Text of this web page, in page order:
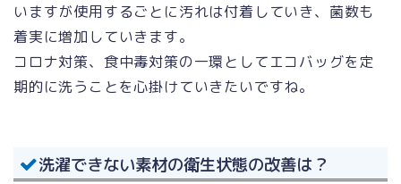
いますが使用するごとに汚れは付着していき、菌数も
着実に増加していきます。
コロナ対策、食中毒対策の一環としてエコバッグを定
期的に洗うことを心掛けていきたいですね。
洗濯できない素材の衛生状態の改善は？